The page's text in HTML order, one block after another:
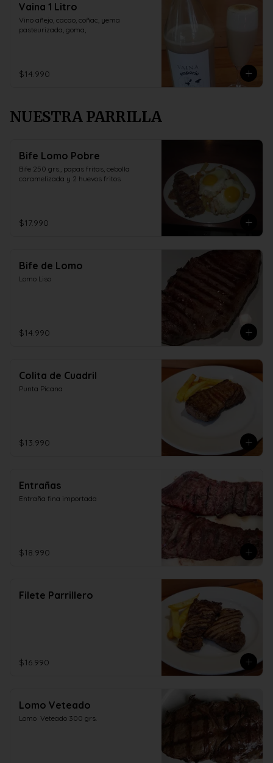
Vaina 1 Litro
Vino añejo, cacao, coñac, yema
pasteurizada, goma,
$14.990
NUESTRA PARRILLA
Bife Lomo Pobre
Bife 250 grs., papas fritas, cebolla
caramelizada y 2 huevos fritos
$17.990
Bife de Lomo
Lomo Liso
$14.990
Colita de Cuadril
Punta Picana
$13.990
Entrañas
Entraña fina importada
$18.990
Filete Parrillero
$16.990
Lomo Veteado
Lomo  Veteado 300 grs.